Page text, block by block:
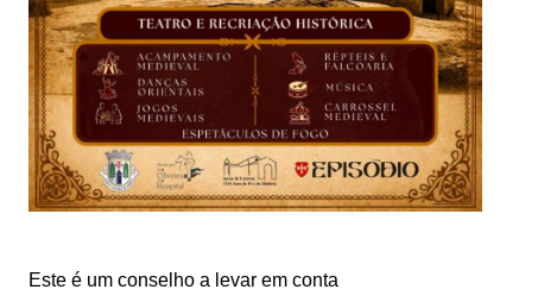
Este é um conselho a levar em conta